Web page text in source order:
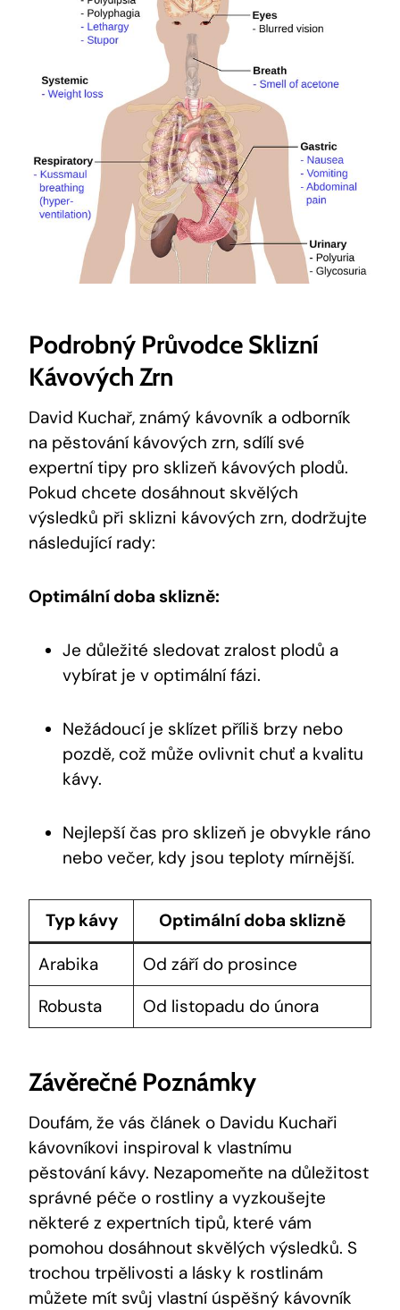
Podrobný Průvodce Sklizní
Kávových Zrn
David Kuchař, známý kávovník a odborník
na pěstování kávových zrn, sdílí své
expertní tipy pro sklizeň kávových plodů.
Pokud chcete dosáhnout skvělých
výsledků při sklizni kávových zrn, dodržujte
následující rady:
Optimální doba sklizně:
Je důležité sledovat zralost plodů a
vybírat je v optimální fázi.
Nežádoucí je sklízet příliš brzy nebo
pozdě, což může ovlivnit chuť a kvalitu
kávy.
Nejlepší čas pro sklizeň je obvykle ráno
nebo večer, kdy jsou teploty mírnější.
Typ kávy
Optimální doba sklizně
Arabika
Od září do prosince
Robusta
Od listopadu do února
Závěrečné Poznámky
Doufám, že vás článek o Davidu Kuchaři
kávovníkovi inspiroval k vlastnímu
pěstování kávy. Nezapomeňte na důležitost
správné péče o rostliny a vyzkoušejte
některé z expertních tipů, které vám
pomohou dosáhnout skvělých výsledků. S
trochou trpělivosti a lásky k rostlinám
můžete mít svůj vlastní úspěšný kávovník